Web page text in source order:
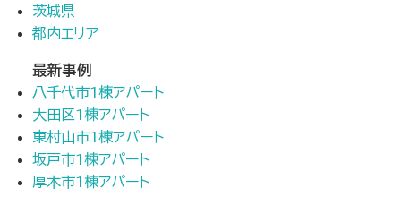
茨城県
都内エリア
最新事例
八千代市1棟アパート
大田区1棟アパート
東村山市1棟アパート
坂戸市1棟アパート
厚木市1棟アパート